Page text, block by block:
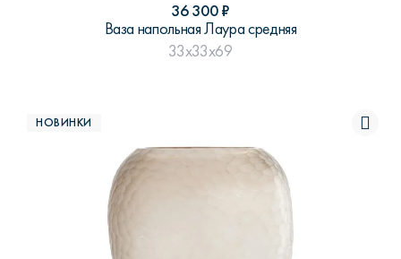
36 300₽
Ваза напольная Лаура средняя
33x33x69
НОВИНКИ